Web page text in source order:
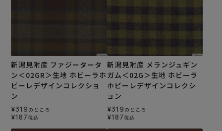
新潟見附産 ファジータータ
ン＜02GR＞生地 ホビーラホ
ビーレデザインコレクショ
ン
¥319 のところ
¥187税込
新潟見附産 メランジュギン
ガム＜02G＞生地 ホビーラ
ホビーレデザインコレクシ
ョン
¥319 のところ
¥187税込